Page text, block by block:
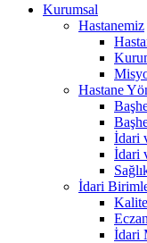
Kurumsal
Hastanemiz
Hastane
İdari
İdari
İdari
İdari